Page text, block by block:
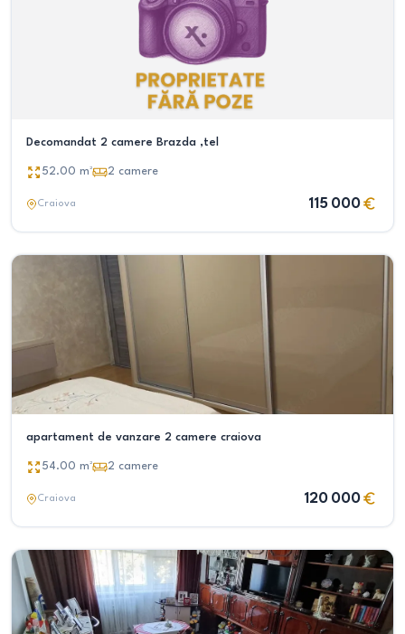
Decomandat 2 camere Brazda ,tel
52.00 m² 2 camere
Craiova 115 000
apartament de vanzare 2 camere craiova
54.00 m² 2 camere
Craiova 120 000